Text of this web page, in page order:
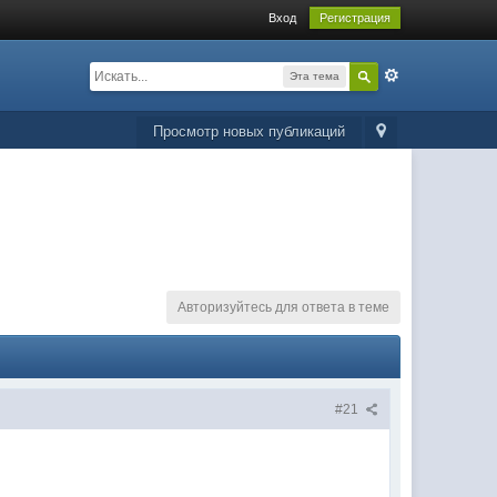
Вход Регистрация
Эта тема
Просмотр новых публикаций
Авторизуйтесь для ответа в теме
#21